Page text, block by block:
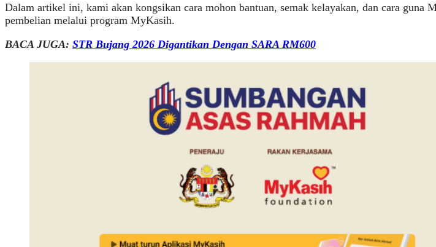
Dalam artikel ini, kami akan kongsikan cara mohon bantuan, semak kelayakan, dan cara guna
pembelian melalui program MyKasih.
BACA JUGA: STR Bujang 2026 Digantikan Dengan SARA RM600